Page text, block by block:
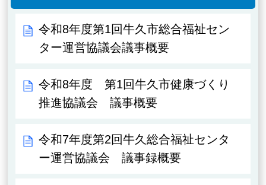
令和8年度第1回牛久市総合福祉セン
ター運営協議会議事概要
令和8年度 第1回牛久市健康づくり
推進協議会 議事概要
令和7年度第2回牛久総合福祉センタ
ー運営協議会 議事録概要